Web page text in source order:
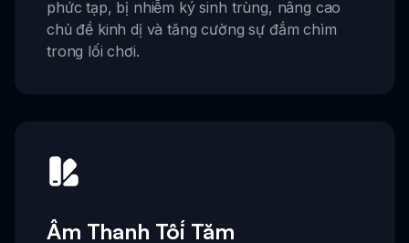
phức tạp, bị nhiễm ký sinh trùng, nâng cao
chủ đề kinh dị và tăng cường sự đắm chìm
trong lối chơi.
Âm Thanh Tối Tăm